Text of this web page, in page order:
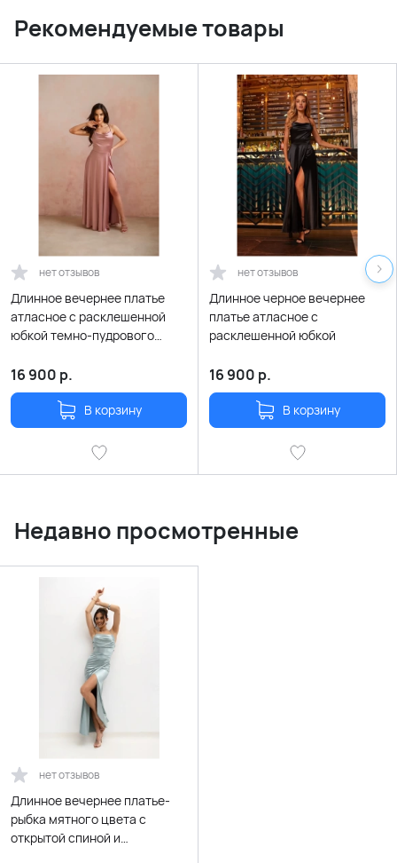
Рекомендуемые товары
нет отзывов
Длинное вечернее платье
атласное с расклешенной
юбкой темно-пудрового
16 900 р.
В корзину
нет отзывов
Длинное черное вечернее
платье атласное с
расклешенной юбкой
16 900 р.
В корзину
Недавно просмотренные
нет отзывов
Длинное вечернее платье-
рыбка мятного цвета с
открытой спиной и